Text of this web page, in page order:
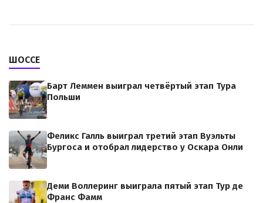
ШОССЕ
Барт Леммен выиграл четвёртый этап Тура
Польши
Феликс Галль выиграл третий этап Вуэльты
Бургоса и отобрал лидерство у Оскара Онли
Деми Воллеринг выиграла пятый этап Тур де
Франс Фамм